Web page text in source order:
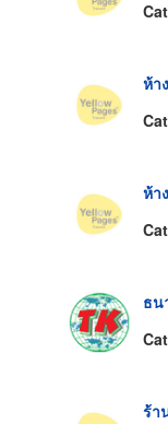
ห้า
ห้า
ธน
ร้า